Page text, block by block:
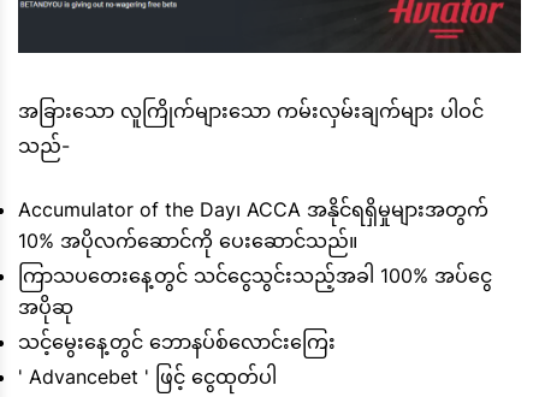
အခြားသော လူကြိုက်များသော ကမ်းလှမ်းချက်များ ပါဝင်
သည်-
Accumulator of the Day၊ ACCA အနိုင်ရရှိမှုများအတွက်
10% အပိုလက်ဆောင်ကို ပေးဆောင်သည်။
ကြာသပတေးနေ့တွင် သင်ငွေသွင်းသည့်အခါ 100% အပ်ငွေ
အပိုဆု
သင့်မွေးနေ့တွင် ဘောနပ်စ်လောင်းကြေး
' Advancebet ' ဖြင့် ငွေထုတ်ပါ